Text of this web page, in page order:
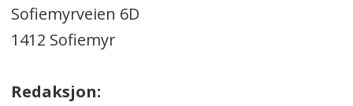
Sofiemyrveien 6D
1412 Sofiemyr
Redaksjon: